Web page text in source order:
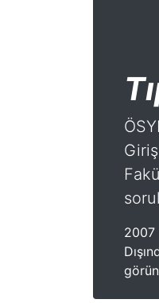
2007